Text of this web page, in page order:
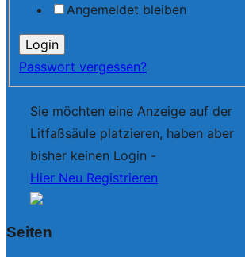
Angemeldet bleiben
Passwort vergessen?
Sie möchten eine Anzeige auf der
Litfaßsäule platzieren, haben aber
bisher keinen Login -
Hier Neu Registrieren
Seiten